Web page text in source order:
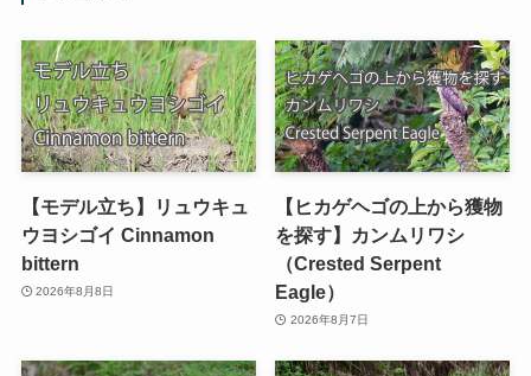
【モデル立ち】リュウキュ
ウヨシゴイ Cinnamon
bittern
2026年8月8日
【ヒカゲヘゴの上から獲物
を探す】カンムリワシ
（Crested Serpent
Eagle）
2026年8月7日